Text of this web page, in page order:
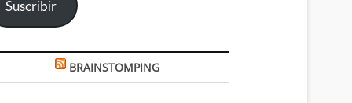
Suscribir
BRAINSTOMPING